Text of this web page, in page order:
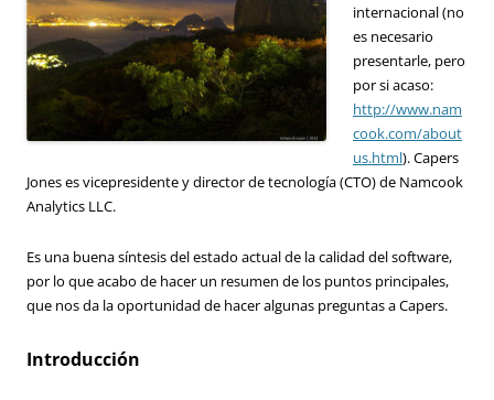
internacional (no
es necesario
presentarle, pero
por si acaso:
http://www.nam
cook.com/about
us.html). Capers
Jones es vicepresidente y director de tecnología (CTO) de Namcook
Analytics LLC.
Es una buena síntesis del estado actual de la calidad del software,
por lo que acabo de hacer un resumen de los puntos principales,
que nos da la oportunidad de hacer algunas preguntas a Capers.
Introducción